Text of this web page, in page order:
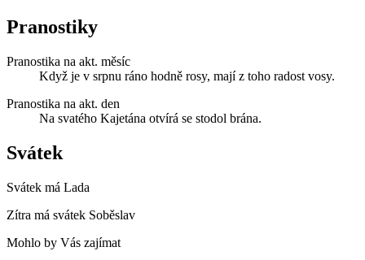
Pranostiky
Pranostika na akt. měsíc
Když je v srpnu ráno hodně rosy, mají z toho radost vosy.
Pranostika na akt. den
Na svatého Kajetána otvírá se stodol brána.
Svátek
Svátek má Lada
Zítra má svátek Soběslav
Mohlo by Vás zajímat